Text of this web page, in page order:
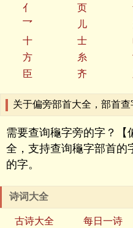
亻
页
乛
儿
十
士
方
糸
臣
齐
关于偏旁部首大全，部首
需要查询龝字旁的字？【
全，支持查询龝字部首的
的字。
诗词大全
古诗大全 每日一诗